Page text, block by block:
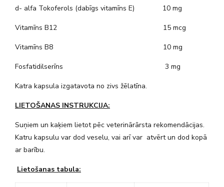
d- alfa Tokoferols (dabīgs vitamīns E) 10 mg
Vitamīns B12 15 mcg
Vitamīns B8 10 mg
Fosfatidilserīns 3 mg
Katra kapsula izgatavota no zivs žēlatīna.
LIETOŠANAS INSTRUKCIJA:
Suņiem un kaķiem lietot pēc veterinārārsta rekomendācijas.
Katru kapsulu var dod veselu, vai arī var atvērt un dod kopā
ar barību.
Lietošanas tabula: